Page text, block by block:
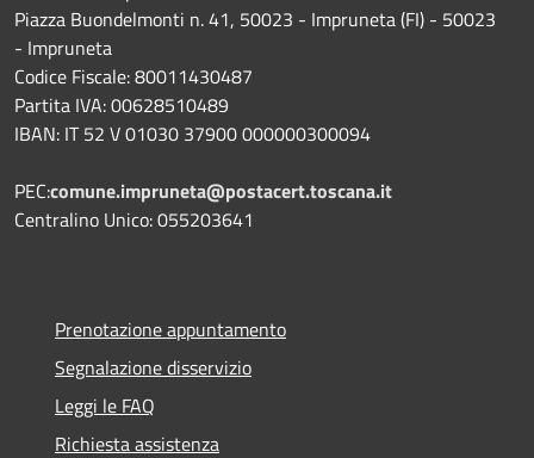
Piazza Buondelmonti n. 41, 50023 - Impruneta (FI) - 50023
- Impruneta
Codice Fiscale: 80011430487
Partita IVA: 00628510489
IBAN: IT 52 V 01030 37900 000000300094
PEC:comune.impruneta@postacert.toscana.it
Centralino Unico: 055203641
Prenotazione appuntamento
Segnalazione disservizio
Leggi le FAQ
Richiesta assistenza